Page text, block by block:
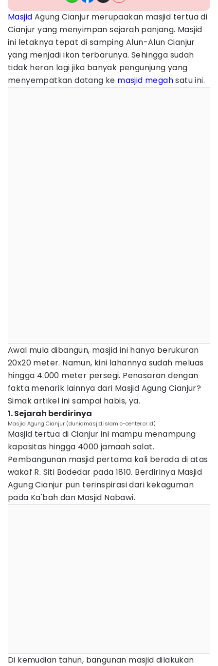
Masjid Agung Cianjur merupaakan masjid tertua di
Cianjur yang menyimpan sejarah panjang. Masjid
ini letaknya tepat di samping Alun-Alun Cianjur
yang menjadi ikon terbarunya. Sehingga sudah
tidak heran lagi jika banyak pengunjung yang
menyempatkan datang ke masjid megahsatu ini.
Awal mula dibangun, masjid ini hanya berukuran
20x20 meter. Namun, kini lahannya sudah meluas
hingga 4.000 meter persegi. Penasaran dengan
fakta menarik lainnya dari Masjid Agung Cianjur?
Simak artikel ini sampai habis, ya.
1. Sejarah berdirinya
Masjid Agung Cianjur (duniamasjid.islamic-center.or.id)
Masjid tertua di Cianjur ini mampu menampung
kapasitas hingga 4000 jamaah salat.
Pembangunan masjid pertama kali berada di atas
wakaf R. Siti Bodedar pada 1810. Berdirinya Masjid
Agung Cianjur pun terinspirasi dari kekaguman
pada Ka'bah dan Masjid Nabawi.
Di kemudian tahun, bangunan masjid dilakukan